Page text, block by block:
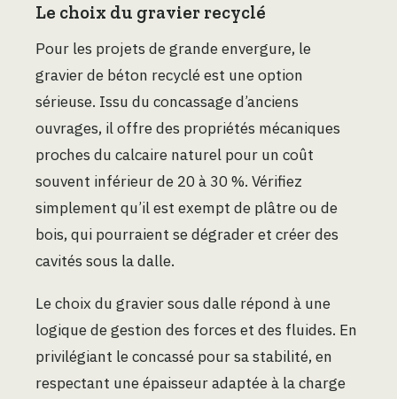
Le choix du gravier recyclé
Pour les projets de grande envergure, le
gravier de béton recyclé est une option
sérieuse. Issu du concassage d’anciens
ouvrages, il offre des propriétés mécaniques
proches du calcaire naturel pour un coût
souvent inférieur de 20 à 30 %. Vérifiez
simplement qu’il est exempt de plâtre ou de
bois, qui pourraient se dégrader et créer des
cavités sous la dalle.
Le choix du gravier sous dalle répond à une
logique de gestion des forces et des fluides. En
privilégiant le concassé pour sa stabilité, en
respectant une épaisseur adaptée à la charge